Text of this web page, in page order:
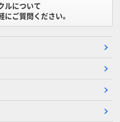
ルについて
にご質問ください。